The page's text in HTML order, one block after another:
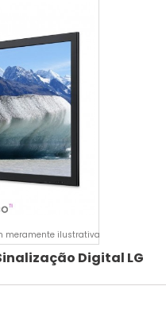
meramente ilustrativa
Digital LG